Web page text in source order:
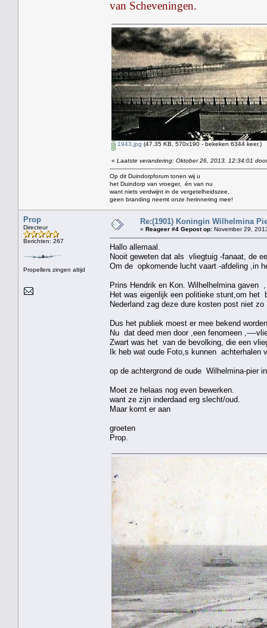
van Scheveningen.
1943.jpg (47.35 KB, 570x190 - bekeken 6344 keer.)
« Laatste verandering: Oktober 26, 2013, 12:34:01
Op dit Duindorpforum tonen wij u
het Duindorp van vroeger, én van nu
want niets verdwijnt in de vergetelheidszee,
geen branding neemt onze herinnering mee!
Prop
Directeur
Berichten: 267
Propellers zingen altijd
Re:(1901) Koningin Wilhelmina
« Reageer #4 Gepost op: November 29,
Hallo allemaal.
Nooit geweten dat als vliegtuig -fanaat, de
Om de opkomende lucht vaart -afdeling ,in
Prins Hendrik en Kon. Wilhelhelmina gaven
Het was eigenlijk een politieke stunt,om het
Nederland zag deze dure kosten post niet
Dus het publiek moest er mee bekend
Nu dat deed men door ,een fenomeen ,----
Zwart was het van de bevolking, die een
Ik heb wat oude Foto,s kunnen achterhalen
op de achtergrond de oude Wilhelmina-pier
Moet ze helaas nog even bewerken.
want ze zijn inderdaad erg slecht/oud.
Maar komt er aan
groeten
Prop.